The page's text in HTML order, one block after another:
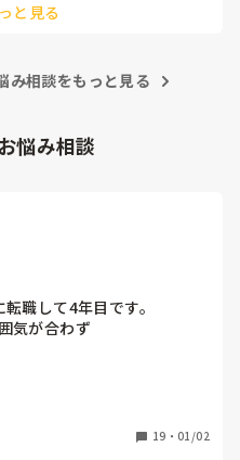
のは手間ですが、飲みやす
と見る
み相談をもっと見る
悩み相談
職して4年目です。
気が合わず
何十年という先生がほとん
19 ・ 01/02